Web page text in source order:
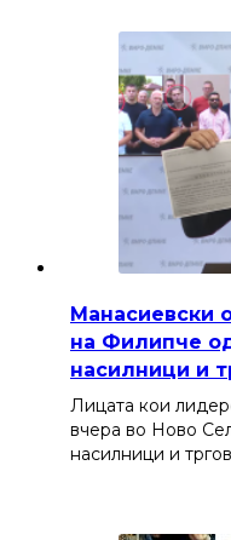
Манасиевски
на Филипче
насилници и
Лицата кои
вчера во Ново
насилници и